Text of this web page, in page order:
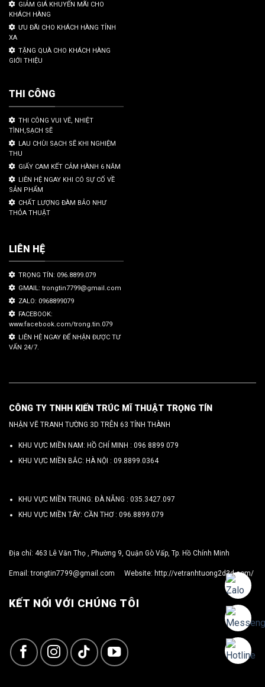
GIẢM GIÁ KHUYẾN MÃI CHO
KHÁCH HÀNG
ƯU ĐÃI CHO KHÁCH HÀNG TỈNH
XA
TẶNG QUÀ CHO KHÁCH HÀNG
GIỚI THIỆU
THI CÔNG
THI CÔNG VUI VẼ, NHIỆT
TÌNH,SẠCH SẼ
LAU CHÙI SẠCH SẼ KHI NGHIỆM
THU
GIẤY CAM KẾT CẢM HÀNH 6 NĂM
LIÊN HỆ NGAY KHI CÓ SỰ CỐ VỀ
SẢN PHẨM
CHẤT LƯỢNG ĐÀM BẢO NHƯ
THỎA THUẬT
LIÊN HỆ
TRỌNG TÍN: 096.8899.079
GMAIL: trongtin7799@gmail.com
ZALO: 0968899079
FACEBOOK:
www.facebook.com/trong.tin.079
LIÊN HỆ NGAY ĐỂ NHẬN ĐƯỢC TƯ
VẤN 24/7.
CÔNG TY TNHH KIẾN TRÚC MĨ THUẬT TRỌNG TÍN
NHẬN VẼ TRANH TƯỜNG 3D TRÊN 63 TỈNH THÀNH
KHU VỰC MIỀN NAM: HỒ CHÍ MINH : 096 8899 079
KHU VỰC MIỀN BẮC: HÀ NỘI : 09.8899.0364
KHU VỰC MIỀN TRUNG: ĐÀ NẴNG : 035.3427.097
KHU VỰC MIỀN TÂY: CẦN THƠ : 096.8899.079
Địa chỉ: 463 Lê Văn Thọ , Phường 9, Quận Gò Vấp, Tp. Hồ Chính Minh
Email:trongtin7799@gmail.com Website: http://vetranhtuong2d3d.com/
KẾT NỐI VỚI CHÚNG TÔI